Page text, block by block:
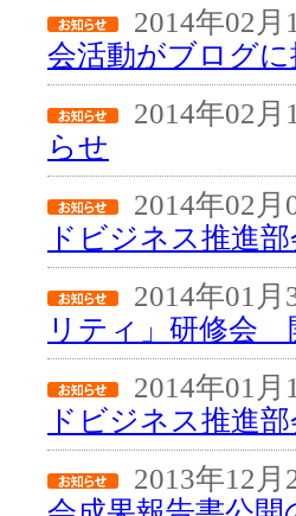
2014年02月
会活動がブログ
2014年02月
らせ
2014年02月
ドビジネス推進
2014年01月
リティ」研修会
2014年01月
ドビジネス推進
2013年12月